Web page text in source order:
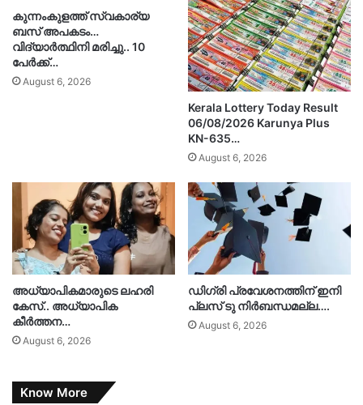
കുന്നംകുളത്ത് സ്വകാര്യ
ബസ് അപകടം…
വിദ്യാർത്ഥിനി മരിച്ചു.. 10
പേർക്ക്…
August 6, 2026
Kerala Lottery Today Result
06/08/2026 Karunya Plus
KN-635…
August 6, 2026
അധ്യാപികമാരുടെ ലഹരി
കേസ്.. അധ്യാപിക
കീർത്തന…
August 6, 2026
ഡിഗ്രി പ്രവേശനത്തിന് ഇനി
പ്ലസ് ടു നിർബന്ധമല്ല….
August 6, 2026
Know More